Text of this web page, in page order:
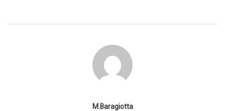
M.Baragiotta